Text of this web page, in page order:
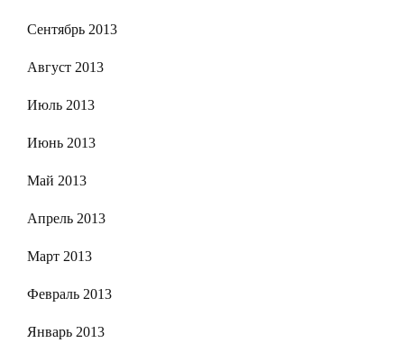
Сентябрь 2013
Август 2013
Июль 2013
Июнь 2013
Май 2013
Апрель 2013
Март 2013
Февраль 2013
Январь 2013